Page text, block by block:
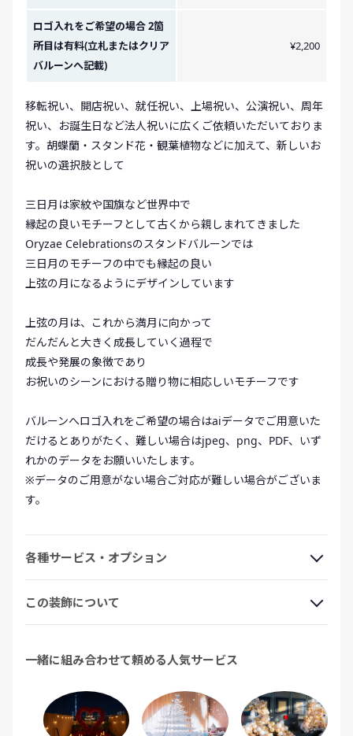
ロゴ入れをご希望の場合 2箇
所目は有料(立札またはクリア
バルーンへ記載)
¥2,200
移転祝い、開店祝い、就任祝い、上場祝い、公演祝い、周年
祝い、お誕生日など法人祝いに広くご依頼いただいておりま
す。胡蝶蘭・スタンド花・観葉植物などに加えて、新しいお
祝いの選択肢として
三日月は家紋や国旗など世界中で
縁起の良いモチーフとして古くから親しまれてきました
Oryzae Celebrationsのスタンドバルーンでは
三日月のモチーフの中でも縁起の良い
上弦の月になるようにデザインしています
上弦の月は、これから満月に向かって
だんだんと大きく成長していく過程で
成長や発展の象徴であり
お祝いのシーンにおける贈り物に相応しいモチーフです
バルーンへロゴ入れをご希望の場合はaiデータでご用意いた
だけるとありがたく、難しい場合はjpeg、png、PDF、いず
れかのデータをお願いいたします。
※データのご用意がない場合ご対応が難しい場合がございま
す。
各種サービス・オプション
この装飾について
一緒に組み合わせて頼める人気サービス